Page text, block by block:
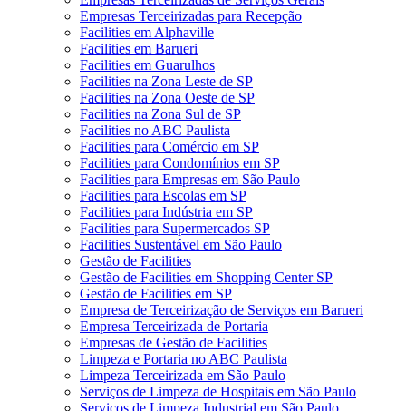
Empresas Terceirizadas para Recepção
Facilities em Alphaville
Facilities em Barueri
Facilities em Guarulhos
Facilities na Zona Leste de SP
Facilities na Zona Oeste de SP
Facilities na Zona Sul de SP
Facilities no ABC Paulista
Facilities para Comércio em SP
Facilities para Condomínios em SP
Facilities para Empresas em São Paulo
Facilities para Escolas em SP
Facilities para Indústria em SP
Facilities para Supermercados SP
Facilities Sustentável em São Paulo
Gestão de Facilities
Gestão de Facilities em Shopping Center SP
Gestão de Facilities em SP
Empresa de Terceirização de Serviços em Barueri
Empresa Terceirizada de Portaria
Empresas de Gestão de Facilities
Limpeza e Portaria no ABC Paulista
Limpeza Terceirizada em São Paulo
Serviços de Limpeza de Hospitais em São Paulo
Serviços de Limpeza Industrial em São Paulo